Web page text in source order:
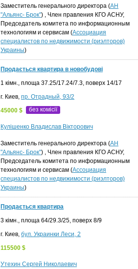
Заместитель генерального директора (АН
"Альянс- Брок") , Член правления КГО АСНУ,
Председатель комитета по информационным
технологиям и сервисам (Ассоциация
специалистов по недвижимости (риэлторов)
Украины)
Продається квартира в новобудові
1 кімн., площа 37.25/17.24/7.3, поверх 14/17
г. Киев, пр. Отрадный, 93/2
45000 $
без комісії
Кулішенко Владислав Вікторович
Заместитель генерального директора (АН
"Альянс- Брок") , Член правления КГО АСНУ,
Председатель комитета по информационным
технологиям и сервисам (Ассоциация
специалистов по недвижимости (риэлторов)
Украины)
Продається квартира
3 кімн., площа 64/29.3/25, поверх 8/9
г. Киев, бул. Украинки Леси, 2
115500 $
Утехин Сергей Николаевич